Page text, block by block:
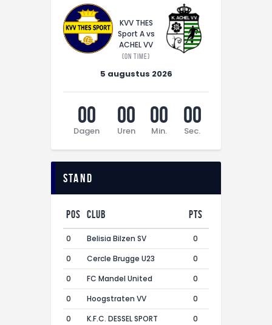
KVV THES
Sport A vs
ACHEL VV
(On time)
5 augustus 2026
00
Dagen
00
Uren
00
Min.
00
Sec.
Stand
Pos Club Pts
0 Belisia Bilzen SV
0
0
Cercle Brugge U23
0
0
FC Mandel United
0
0
Hoogstraten VV
0
0
K.F.C. DESSEL SPORT
0